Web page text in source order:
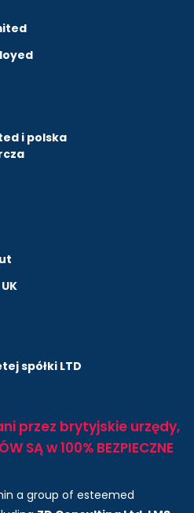
i polska
spółki LTD
przez brytyjskie urzędy,
SĄ w 100% BEZPIECZNE
a group of esteemed